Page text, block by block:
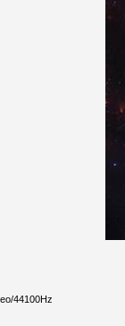
44100Hz